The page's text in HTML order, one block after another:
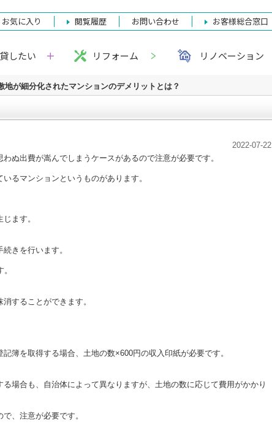
お気に入り 閲覧履歴 お問い合わせ お客様総合窓口
貸したい リフォーム リノベーション
地が細分化されたマンションのデメリットとは？
2022-07-22
ぬ出費が嵩んでしまうケースがあるので注意が必要です。
るマンションというものがあります。
ます。
きを行います。
することができます。
簿を取得する場合、土地の数×600円の収入印紙が必要です。
場合も、自治体によって異なりますが、土地の数に応じて費用がかかり
、注意が必要です。